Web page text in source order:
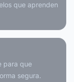
que aprenden
para que
segura.